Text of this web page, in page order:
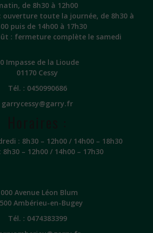
de 8h30 à 12h00
ouverture toute la journée, de 8h30 à
puis de 14h00 à 17h30
: fermeture complète le samedi
Impasse de la Lioude
01170 Cessy
Tél. : 0450990686
garrycessy@garry.fr
: 8h30 – 12h00 / 14h00 – 18h30
8h30 – 12h00 / 14h00 – 17h30
Avenue Léon Blum
Ambérieu-en-Bugey
Tél. : 0474383399